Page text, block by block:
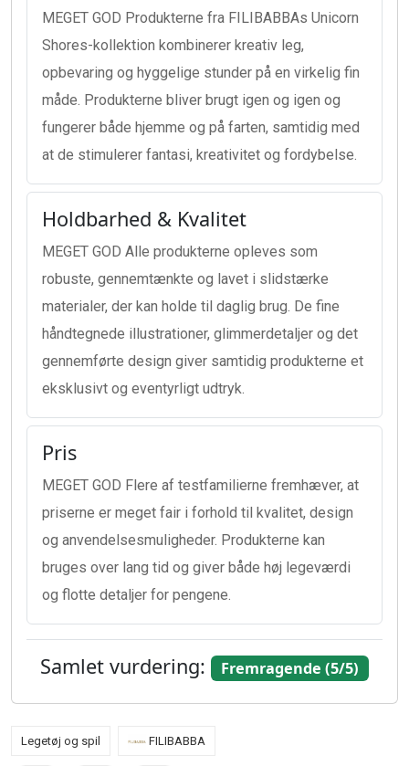
MEGET GOD Produkterne fra FILIBABBAs Unicorn
Shores-kollektion kombinerer kreativ leg,
opbevaring og hyggelige stunder på en virkelig fin
måde. Produkterne bliver brugt igen og igen og
fungerer både hjemme og på farten, samtidig med
at de stimulerer fantasi, kreativitet og fordybelse.
Holdbarhed & Kvalitet
MEGET GOD Alle produkterne opleves som
robuste, gennemtænkte og lavet i slidstærke
materialer, der kan holde til daglig brug. De fine
håndtegnede illustrationer, glimmerdetaljer og det
gennemførte design giver samtidig produkterne et
eksklusivt og eventyrligt udtryk.
Pris
MEGET GOD Flere af testfamilierne fremhæver, at
priserne er meget fair i forhold til kvalitet, design
og anvendelsesmuligheder. Produkterne kan
bruges over lang tid og giver både høj legeværdi
og flotte detaljer for pengene.
Samlet vurdering: Fremragende (5/5)
Legetøj og spil FILIBABBA